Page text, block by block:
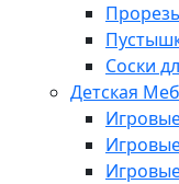
Соски
Детская